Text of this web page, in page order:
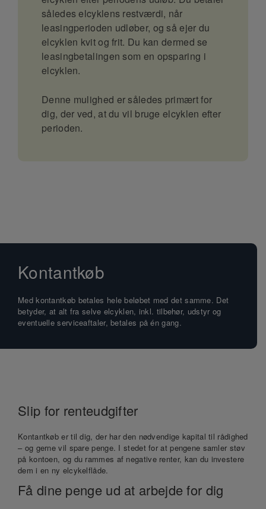
således elcyklens restværdi, når
leasingperioden udløber, og så ejer du
elcyklen kvit og frit. Du kan dermed se
leasingbetalingen som en opsparing i
elcyklen.
Denne mulighed er således primært for
dig, der ved, at du vil bruge elcyklen efter
perioden.
Kontantkøb
Med kontantkøb betales hele beløbet med det samme. Det
betyder, at alt fra selve elcyklen, inkl. tilbehør, udstyr og
eventuelle serviceaftaler, betales på én gang.
Slip for renteudgifter
Kontantkøb er til dig, der har den nødvendige kapital til rådighed
– og gerne vil spare penge. I stedet for at pengene samler støv
på kontoen, og du rammes af negative renter, kan du investere
dem i en ny elcykelflåde.
Få dine penge ud at arbejde for dig